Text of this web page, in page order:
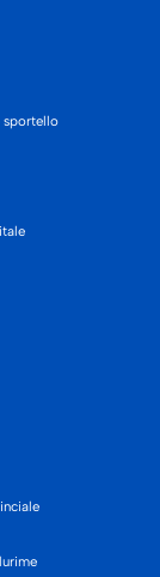
sportello